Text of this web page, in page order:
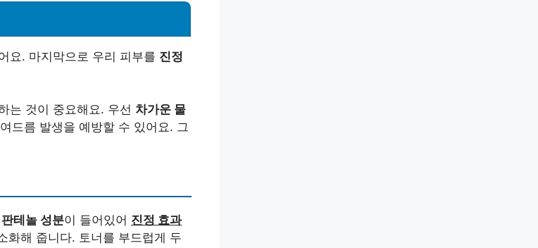
요. 마지막으로 우리 피부를 진정
는 것이 중요해요. 우선 차가운 물
드름 발생을 예방할 수 있어요. 그
테놀 성분이 들어있어 진정 효과
화해 줍니다. 토너를 부드럽게 두